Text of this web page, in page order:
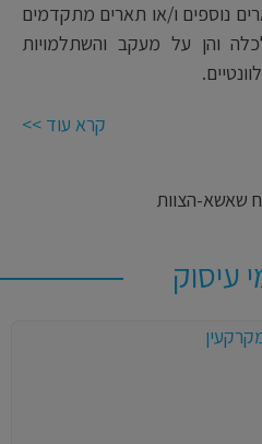
נוספים ו/או תארים מתקדמים
והן על מעקב והשתלמויות
קרא עוד >>
עיסוק